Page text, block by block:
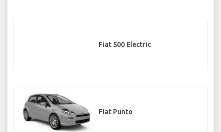
Fiat 500 Electric
Fiat Punto